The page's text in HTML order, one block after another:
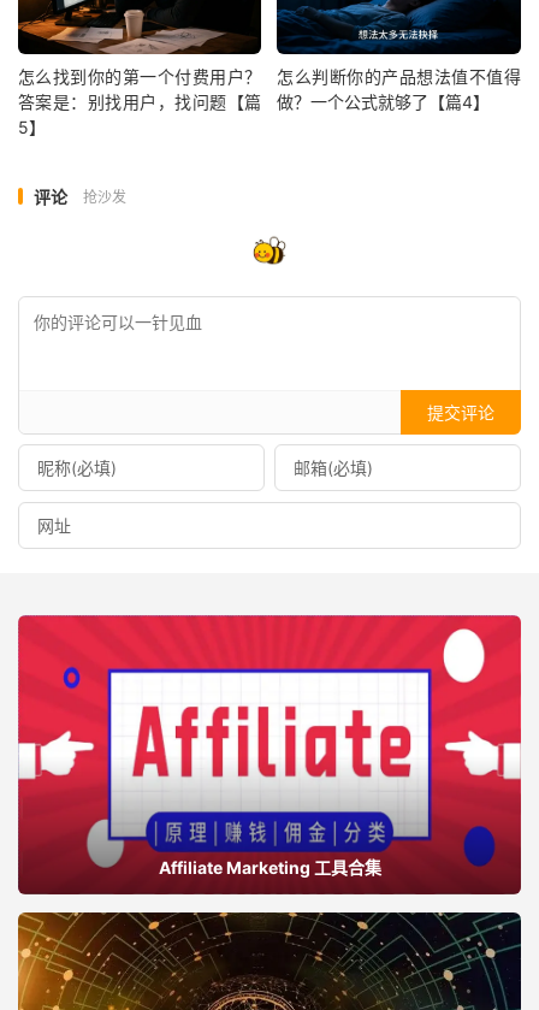
怎么找到你的第一个付费用户？
答案是：别找用户，找问题【篇
5】
怎么判断你的产品想法值不值得
做？一个公式就够了【篇4】
评论 抢沙发
提交评论
Affiliate Marketing 工具合集